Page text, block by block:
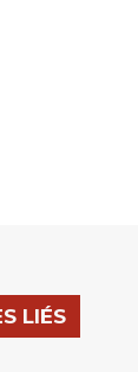
LIÉS